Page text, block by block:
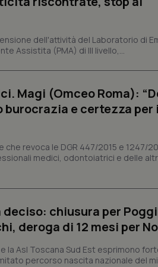
dell'attività del Laboratorio di
Assistita (PMA) di III livello,...
Magi (Omceo Roma):
burocrazia e certezza per i
revoca le DGR 447/2015 e 1247/
medici, odontoiatrici e delle
chiusura per
deroga di 12 mesi per
la Asl Toscana Sud Est esprimono
percorso nascita nazionale del
di funzionare correttamente senza questi
5 mesi 4
settimane
Questo cookie viene utilizzato
scelte di consenso e privacy
interazione con il sito. Registra i
impostazioni sulla privacy,
5 mesi 3
settimane
Questo cookie viene utilizzato
Script.com per ricordare le
sui cookie dei visitatori. È
4
settimane
2 giorni
Questo cookie è impostato
abilitare il sistema di tracking
settimane
assegnare un identificatore
1 anno 1
mese
Questo nome di cookie è
Universal Analytics, che è un
significativo del servizio di
per distinguere utenti unici
generato in modo casuale come
cliente. È incluso in ogni